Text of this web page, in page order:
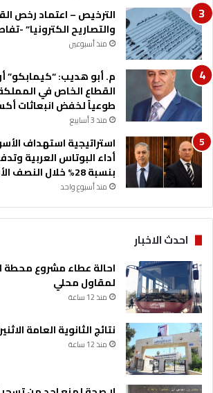
الترخيص – اعتماد رخص
والتصاريح الكترونيا” -
منذ أسبوعين
م. أبو هديب: “كيمابكو”
القطاع الخاص في المملكة
طوعياً لخفض انبعاثات
منذ 3 أسابيع
استراتيجية استهداف
أداء البوتاس العربية
بنسبة 28% خلال النصف الأول
منذ أسبوع واحد
احدث الاخبار
احالة عطاء مشروع محطة
لمقاول محلي
منذ 12 ساعة
نتائج الثانوية العامة
منذ 12 ساعة